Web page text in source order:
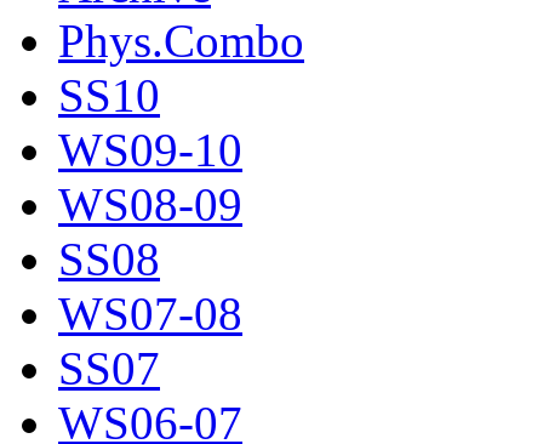
Phys.Combo
SS10
WS09-10
WS08-09
SS08
WS07-08
SS07
WS06-07